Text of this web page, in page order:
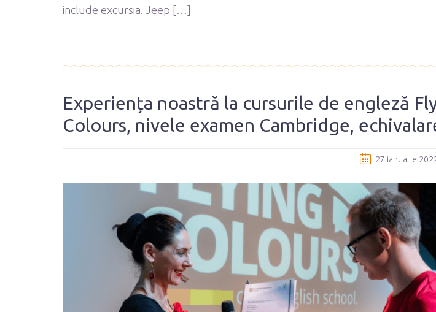
include excursia. Jeep […]
Experiența noastră la cursurile de engleză
Colours, nivele examen Cambridge,
27 ianuarie